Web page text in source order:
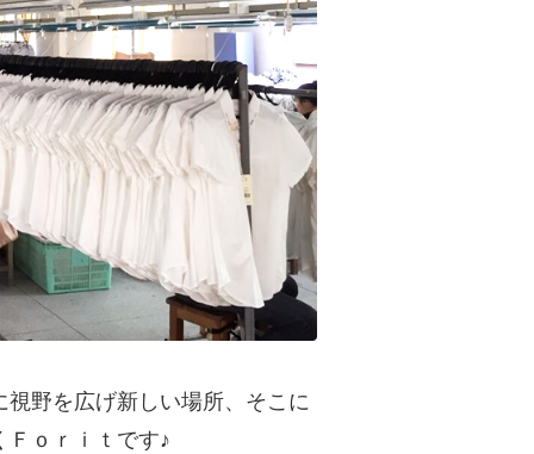
野を広げ新しい場所、そこに
Ｆｏｒｉｔです♪